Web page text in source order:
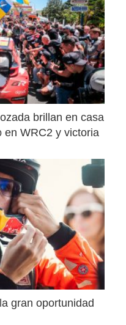
brillan en casa
en WRC2 y victoria
gran oportunidad